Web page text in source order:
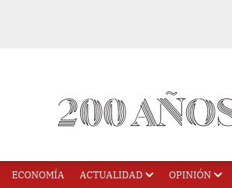
ECONOMÍA ACTUALIDAD OPINIÓN